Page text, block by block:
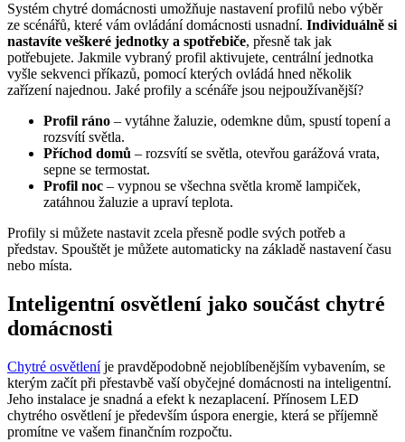
Systém chytré domácnosti umožňuje nastavení profilů nebo výběr
ze scénářů, které vám ovládání domácnosti usnadní. Individuálně si
nastavíte veškeré jednotky a spotřebiče, přesně tak jak
potřebujete. Jakmile vybraný profil aktivujete, centrální jednotka
vyšle sekvenci příkazů, pomocí kterých ovládá hned několik
zařízení najednou. Jaké profily a scénáře jsou nejpoužívanější?
Profil ráno – vytáhne žaluzie, odemkne dům, spustí topení a
rozsvítí světla.
Příchod domů – rozsvítí se světla, otevřou garážová vrata,
sepne se termostat.
Profil noc – vypnou se všechna světla kromě lampiček,
zatáhnou žaluzie a upraví teplota.
Profily si můžete nastavit zcela přesně podle svých potřeb a
představ. Spouštět je můžete automaticky na základě nastavení času
nebo místa.
Inteligentní osvětlení jako součást chytré
domácnosti
Chytré osvětleníje pravděpodobně nejoblíbenějším vybavením, se
kterým začít při přestavbě vaší obyčejné domácnosti na inteligentní.
Jeho instalace je snadná a efekt k nezaplacení. Přínosem LED
chytrého osvětlení je především úspora energie, která se příjemně
promítne ve vašem finančním rozpočtu.